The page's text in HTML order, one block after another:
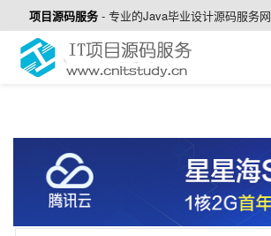
项目源码服务 - 专业的Java毕业设计源码服务网